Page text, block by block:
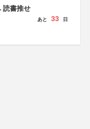
読書推せ
あと 33 日